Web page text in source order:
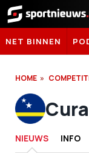
Sportnieuws.nl
NET BINNEN
HOME
NIEUWS INFO